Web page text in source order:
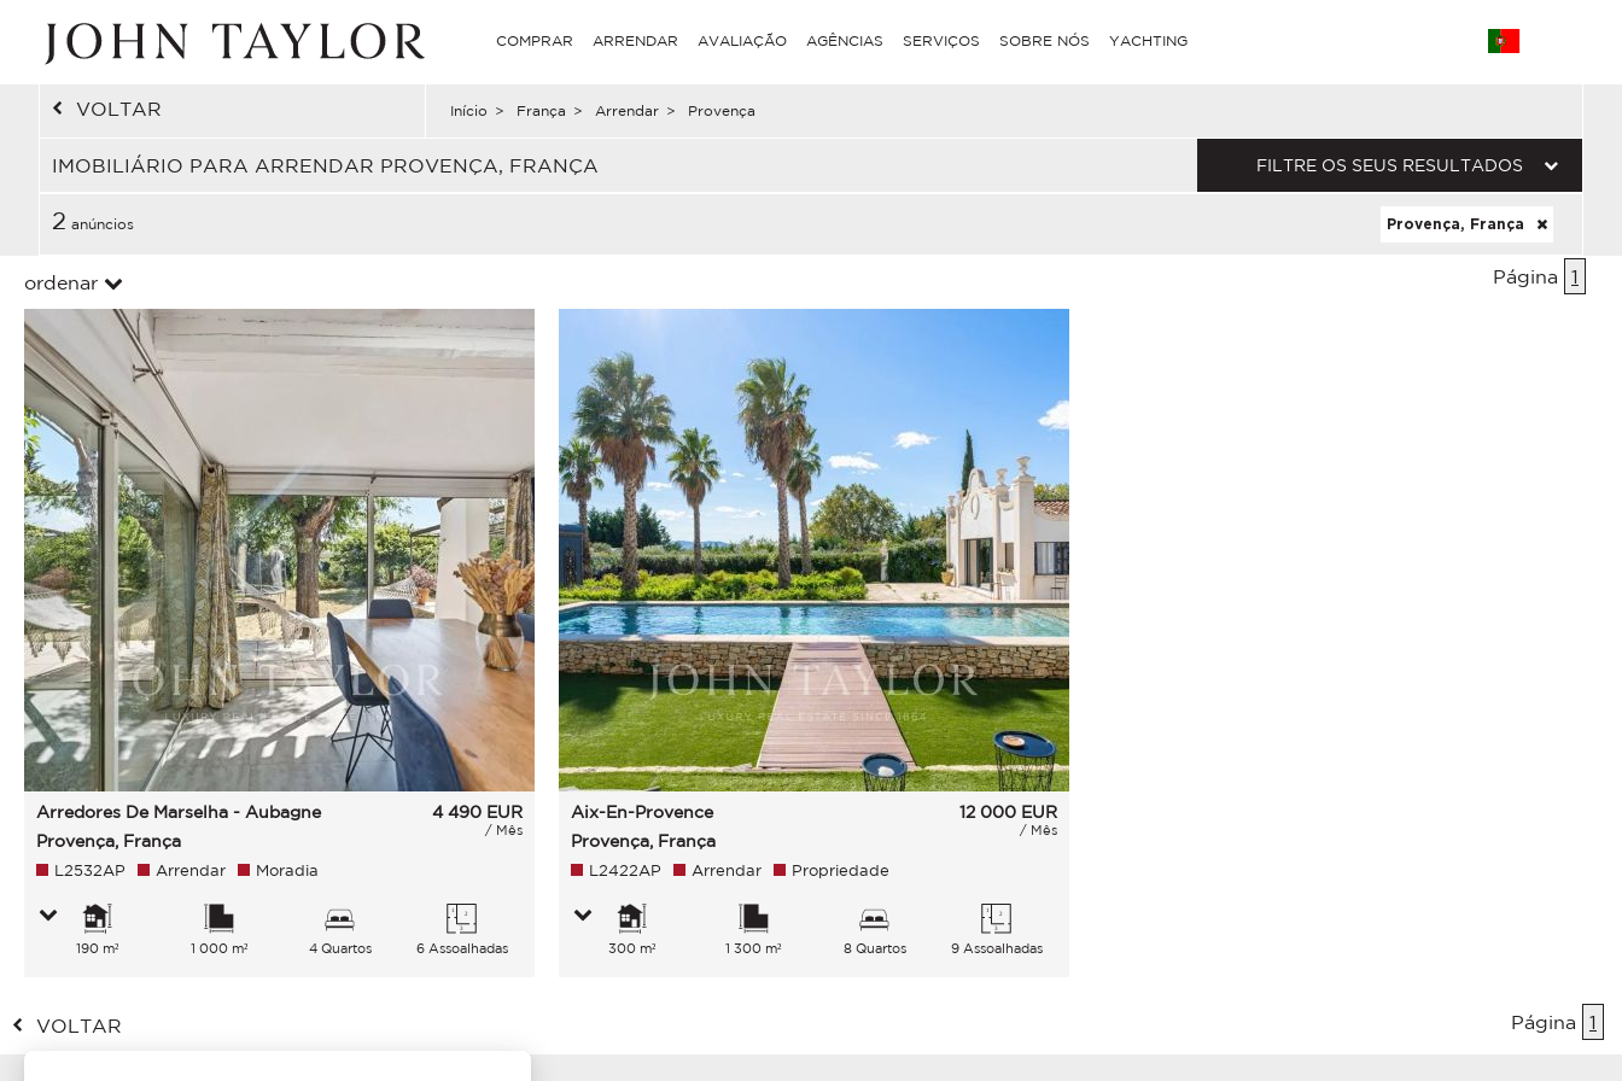
COMPRAR ARRENDAR AVALIAÇÃO AGÊNCIAS SERVIÇOS SOBRE NÓS YACHTING
VOLTAR Início > França > Arrendar > Provença
IMOBILIÁRIO PARA ARRENDAR PROVENÇA, FRANÇA FILTRE OS SEUS RESULTADOS
2 anúncios Provença, França
ordenar Página 1
Arredores De Marselha - Aubagne
Provença, França
4 490 EUR
/ Mês
L2532AP Arrendar Moradia
190 m² 1 000 m² 4 Quartos 6 Assoalhadas
Aix-En-Provence
Provença, França
12 000 EUR
/ Mês
L2422AP Arrendar Propriedade
300 m² 1 300 m² 8 Quartos 9 Assoalhadas
VOLTAR Página 1